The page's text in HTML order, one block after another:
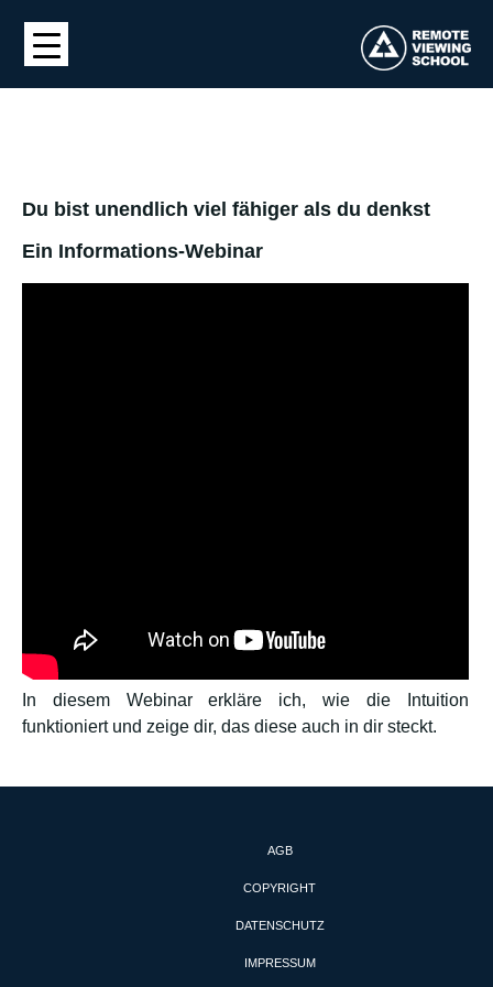
Du bist unendlich viel fähiger als du denkst
Ein Informations-Webinar
In diesem Webinar erkläre ich, wie die Intuition
funktioniert und zeige dir, das diese auch in dir steckt.
AGB
COPYRIGHT
DATENSCHUTZ
IMPRESSUM